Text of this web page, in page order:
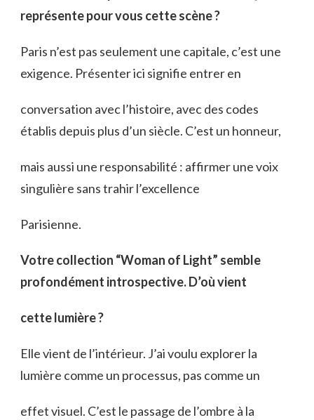
représente pour vous cette scène ?
Paris n’est pas seulement une capitale, c’est une
exigence. Présenter ici signifie entrer en
conversation avec l’histoire, avec des codes
établis depuis plus d’un siècle. C’est un honneur,
mais aussi une responsabilité : affirmer une voix
singulière sans trahir l’excellence
Parisienne.
Votre collection “Woman of Light” semble
profondément introspective. D’où vient
cette lumière ?
Elle vient de l’intérieur. J’ai voulu explorer la
lumière comme un processus, pas comme un
effet visuel. C’est le passage de l’ombre à la